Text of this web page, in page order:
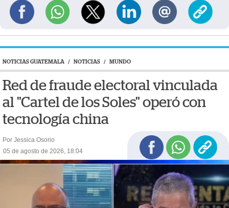
NOTICIAS GUATEMALA / NOTICIAS / MUNDO
Red de fraude electoral vinculada
al "Cartel de los Soles" operó con
tecnología china
Por Jessica Osorio
05 de agosto de 2026, 18:04